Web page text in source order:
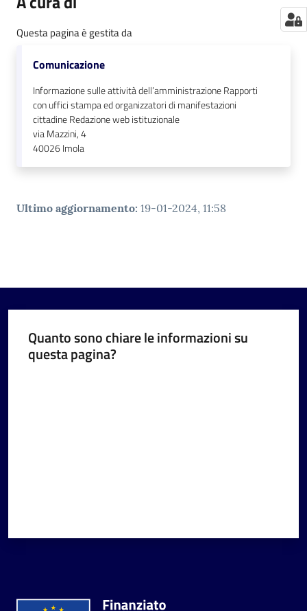
Questa pagina è gestita da
Comunicazione
Informazione sulle attività dell’amministrazione Rapporti
con uffici stampa ed organizzatori di manifestazioni
cittadine Redazione web istituzionale
via Mazzini, 4
40026Imola
Ultimo aggiornamento: 19-01-2024, 11:58
Quanto sono chiare le informazioni su
questa pagina?